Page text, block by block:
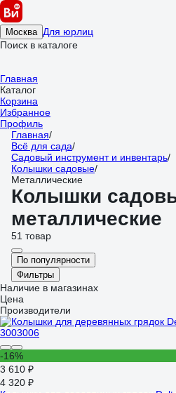
Москва Для юрлиц
Поиск в каталоге
Главная
Каталог
Корзина
Избранное
Профиль
Главная/
Всё для сада/
Садовый инструмент и инвентарь/
Колышки садовые/
Металлические
Колышки
металлические
51 товар
По популярности
Фильтры
Наличие в магазинах
Цена
Производители
-16%
3 610 ₽
4 320 ₽